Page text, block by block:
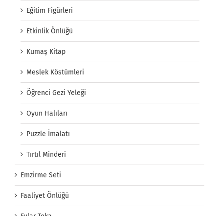
Eğitim Figürleri
Etkinlik Önlüğü
Kumaş Kitap
Meslek Köstümleri
Öğrenci Gezi Yeleği
Oyun Halıları
Puzzle İmalatı
Tırtıl Minderi
Emzirme Seti
Faaliyet Önlüğü